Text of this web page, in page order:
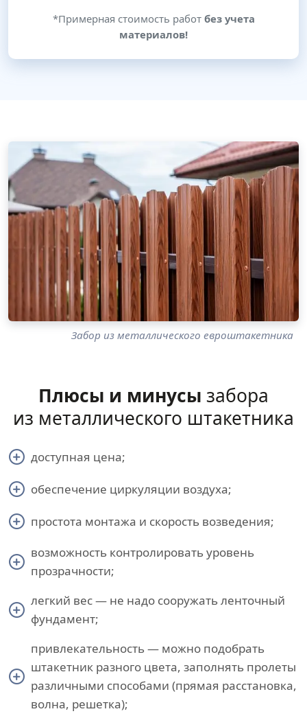
*Примерная стоимость работ без учета
материалов!
Забор из металлического евроштакетника
Плюсы и минусы забора
из металлического штакетника
доступная цена;
обеспечение циркуляции воздуха;
простота монтажа и скорость возведения;
возможность контролировать уровень
прозрачности;
легкий вес — не надо сооружать ленточный
фундамент;
привлекательность — можно подобрать
штакетник разного цвета, заполнять пролеты
различными способами (прямая расстановка,
волна, решетка);